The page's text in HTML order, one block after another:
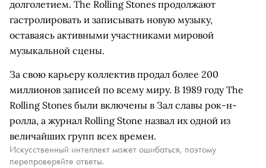
долголетием. The Rolling Stones продолжают
гастролировать и записывать новую музыку,
оставаясь активными участниками мировой
музыкальной сцены.
За свою карьеру коллектив продал более 200
миллионов записей по всему миру. В 1989 году The
Rolling Stones были включены в Зал славы рок-н-
ролла, а журнал Rolling Stone назвал их одной из
величайших групп всех времен.
Искусственный интеллект может ошибаться, поэтому
перепроверяйте ответы.